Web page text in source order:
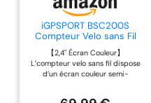
iGPSPORT BSC200S
Compteur Velo sans Fil
Navigation Route Longue
Autonomie
【2,4" Écran Couleur】
L’compteur velo sans fil dispose
d’un écran couleur semi-